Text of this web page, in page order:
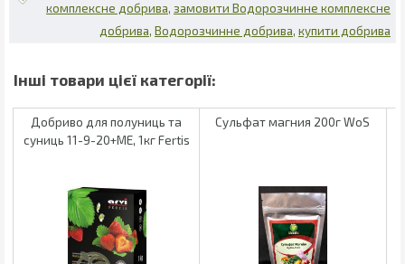
комплексне добрива замовити Водорозчинне комплексне
добрива Водорозчинне добрива купити добрива
Добриво для полуниць та
суниць 11-9-20+МЕ, 1кг Fertis
Сульфат магния 200г WoS